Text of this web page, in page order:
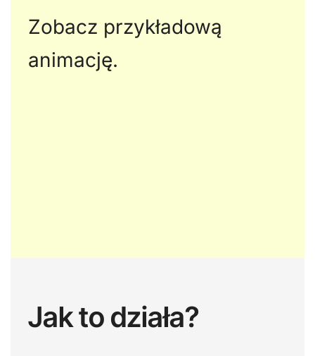
Zobacz przykładową
animację.
Jak to działa?